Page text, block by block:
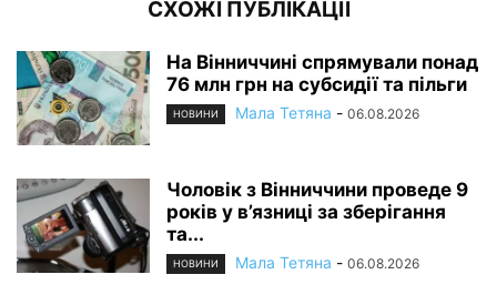
СХОЖІ ПУБЛІКАЦІЇ
На Вінниччині спрямували понад
76 млн грн на субсидії та пільги
НОВИНИ Мала Тетяна - 06.08.2026
Чоловік з Вінниччини проведе 9
років у в’язниці за зберігання
та...
НОВИНИ Мала Тетяна - 06.08.2026